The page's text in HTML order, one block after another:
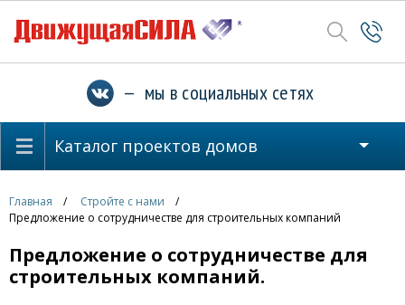
— мы в социальных сетях
Каталог проектов домов
Главная
Стройте с нами
Предложение о сотрудничестве для строительных компаний
Предложение о сотрудничестве для
строительных компаний.